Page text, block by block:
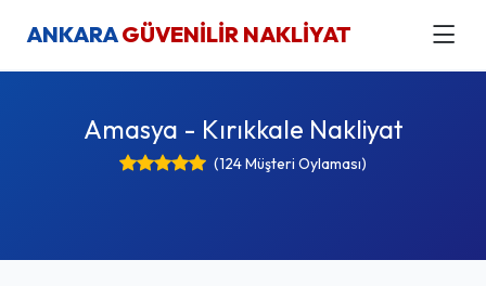
ANKARAGÜVENİLİR NAKLİYAT
Amasya - Kırıkkale Nakliyat
(124 Müşteri Oylaması)